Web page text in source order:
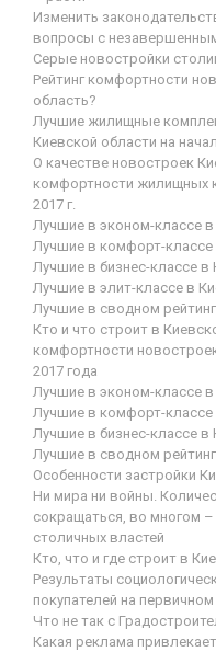
Изменить
вопросы с
Серые новостройки
Рейтинг комфортности
область?
Лучшие жилищные
Киевской области на
О качестве новостроек
комфортности жилищных
2017 г.
Лучшие в эконом-классе
Лучшие в комфорт-классе
Лучшие в бизнес-классе в
Лучшие в элит-классе в
Лучшие в сводном
Кто и что строит в
комфортности
2017 года
Лучшие в эконом-классе
Лучшие в комфорт-классе
Лучшие в бизнес-классе в
Лучшие в сводном
Особенности застройки
Ни мира ни войны.
сокращаться, во многом
столичных властей
Кто, что и где строит в
Результаты
покупателей на
Что не так с
Какая реклама